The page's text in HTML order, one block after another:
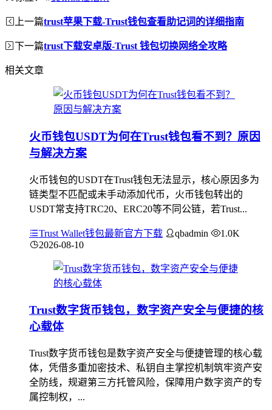
上一篇trust苹果下载-Trust钱包查看助记词的详细指南
下一篇trust下载安卓版-Trust 钱包切换网络全攻略
相关文章
火币钱包USDT为何在Trust钱包看不到？原因
与解决方案
火币钱包的USDT在Trust钱包无法显示，核心原因多为
链类型不匹配或未手动添加代币，火币钱包转出的
USDT常支持TRC20、ERC20等不同公链，若Trust...
Trust Wallet钱包最新官方下载 qbadmin
1.0K
2026-08-10
Trust数字货币钱包，数字资产安全与便捷的核
心载体
Trust数字货币钱包是数字资产安全与便捷管理的核心载
体，凭借多重加密技术、私钥自主掌控机制筑牢资产安
全防线，规避第三方托管风险，保障用户数字资产的专
属控制权，...